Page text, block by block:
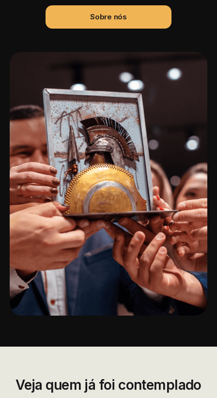
Sobre nós
Veja quem já foi contemplado